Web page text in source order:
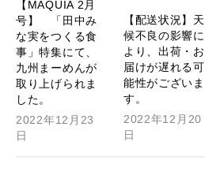
【MAQUIA 2月
号】 「田中み
な実をつくる食
事」特集にて、
九州まーめんが
取り上げられま
した。
2022年12月23
日
【配送状況】天
候不良の影響に
より、出荷・お
届けが遅れる可
能性がございま
す。
2022年12月20
日